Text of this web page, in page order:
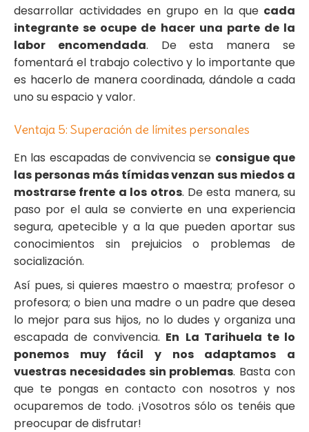
desarrollar actividades en grupo en la que cada
integrante se ocupe de hacer una parte de la
labor encomendada. De esta manera se
fomentará el trabajo colectivo y lo importante que
es hacerlo de manera coordinada, dándole a cada
uno su espacio y valor.
Ventaja 5: Superación de límites personales
En las escapadas de convivencia se consigue que
las personas más tímidas venzan sus miedos a
mostrarse frente a los otros. De esta manera, su
paso por el aula se convierte en una experiencia
segura, apetecible y a la que pueden aportar sus
conocimientos sin prejuicios o problemas de
socialización.
Así pues, si quieres maestro o maestra; profesor o
profesora; o bien una madre o un padre que desea
lo mejor para sus hijos, no lo dudes y organiza una
escapada de convivencia. En La Tarihuela te lo
ponemos muy fácil y nos adaptamos a
vuestras necesidades sin problemas. Basta con
que te pongas en contacto con nosotros y nos
ocuparemos de todo. ¡Vosotros sólo os tenéis que
preocupar de disfrutar!